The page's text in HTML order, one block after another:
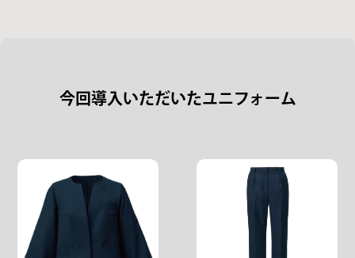
今回導入いただいたユニフォーム